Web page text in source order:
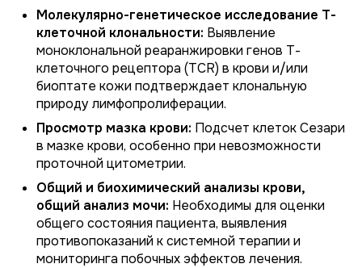
Молекулярно-генетическое исследование Т-
клеточной клональности: Выявление
моноклональной реаранжировки генов Т-
клеточного рецептора (TCR) в крови и/или
биоптате кожи подтверждает клональную
природу лимфопролиферации.
Просмотр мазка крови: Подсчет клеток Сезари
в мазке крови, особенно при невозможности
проточной цитометрии.
Общий и биохимический анализы крови,
общий анализ мочи: Необходимы для оценки
общего состояния пациента, выявления
противопоказаний к системной терапии и
мониторинга побочных эффектов лечения.